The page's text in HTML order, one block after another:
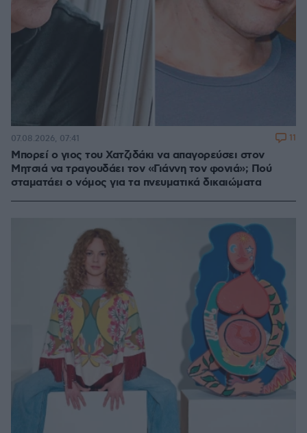
Μπορεί ο γιος του Χατζιδάκι να απαγορεύσει στον
Μητσιά να τραγουδάει τον «Γιάννη τον φονιά»; Πού
σταματάει ο νόμος για τα πνευματικά δικαιώματα
07.08.2026, 07:41 11